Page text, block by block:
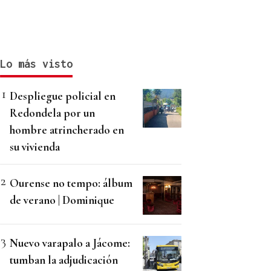
Lo más visto
Despliegue policial en
Redondela por un
hombre atrincherado en
su vivienda
Ourense no tempo: álbum
de verano | Dominique
Nuevo varapalo a Jácome:
tumban la adjudicación